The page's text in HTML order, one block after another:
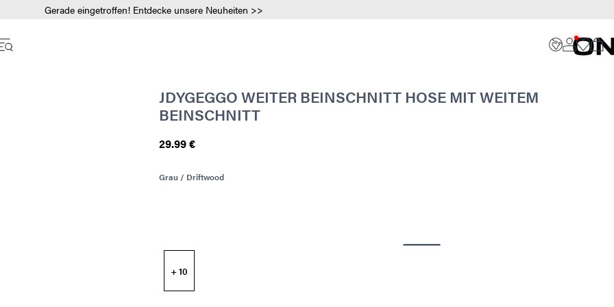
Gerade eingetroffen! Entdecke unsere Neuheiten >>
JDYGEGGO WEITER BEINSCHNITT HOSE MIT WEITEM
BEINSCHNITT
29.99 €
Grau / Driftwood
+ 10